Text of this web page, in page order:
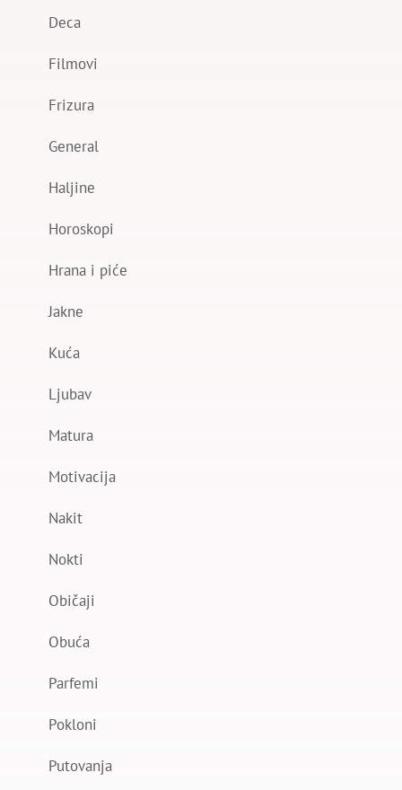
Deca
Filmovi
Frizura
General
Haljine
Horoskopi
Hrana i piće
Jakne
Kuća
Ljubav
Matura
Motivacija
Nakit
Nokti
Običaji
Obuća
Parfemi
Pokloni
Putovanja